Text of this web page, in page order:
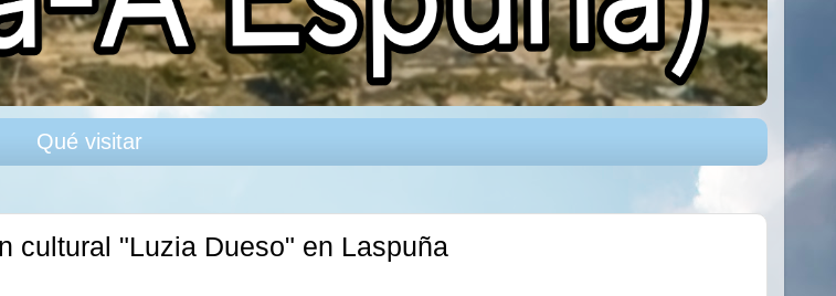
Qué visitar
cultural "Luzia Dueso" en Laspuña